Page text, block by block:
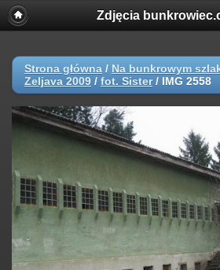
Zdjęcia
Strona główna / Na bunkrowym
Zeljava 2009 / fot. Sister/ IMG 2558